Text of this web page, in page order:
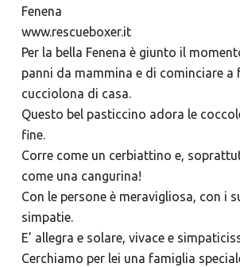
Fenena
www.rescueboxer.it
Per la bella Fenena è giunto il
panni da mammina e di cominciare a
cucciolona di casa.
Questo bel pasticcino adora le
fine.
Corre come un cerbiattino e,
come una cangurina!
Con le persone è meravigliosa, con i
simpatie.
E’ allegra e solare, vivace e
Cerchiamo per lei una famiglia